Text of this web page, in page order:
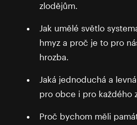
zlodějům.
Jak umělé světlo
hmyz a proč je to pro
hrozba.
Jaká jednoduchá a
pro obce i pro každého
Proč bychom měli